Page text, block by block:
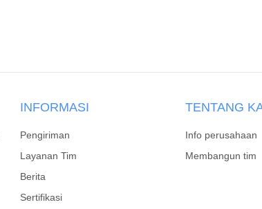
INFORMASI
Pengiriman
Layanan Tim
Berita
Sertifikasi
TENTANG
Info perusahaan
Membangun tim